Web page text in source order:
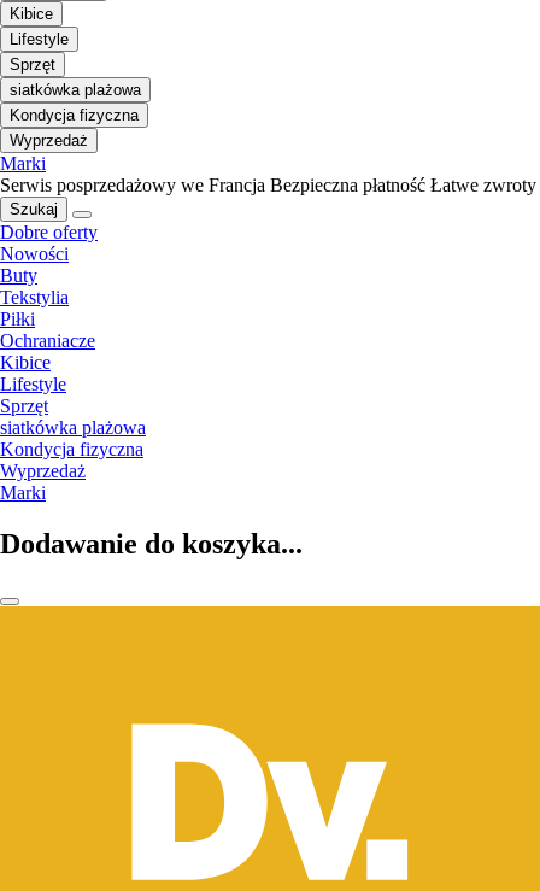
Kibice
Lifestyle
Sprzęt
siatkówka plażowa
Kondycja fizyczna
Wyprzedaż
Marki
Serwis posprzedażowy we Francja Bezpieczna płatność Łatwe zwroty
Szukaj
Dobre oferty
Nowości
Buty
Tekstylia
Piłki
Ochraniacze
Kibice
Lifestyle
Sprzęt
siatkówka plażowa
Kondycja fizyczna
Wyprzedaż
Marki
Dodawanie do koszyka...